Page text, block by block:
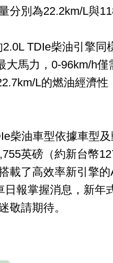
分別為22.2km/L與
TDIe柴油引擎同
大馬力，0-96km/h
L的燃油經濟
柴油車型依據車型
英磅（約新台幣
載了高效率新引擎
日報掌握消息，新年
敬請期待。